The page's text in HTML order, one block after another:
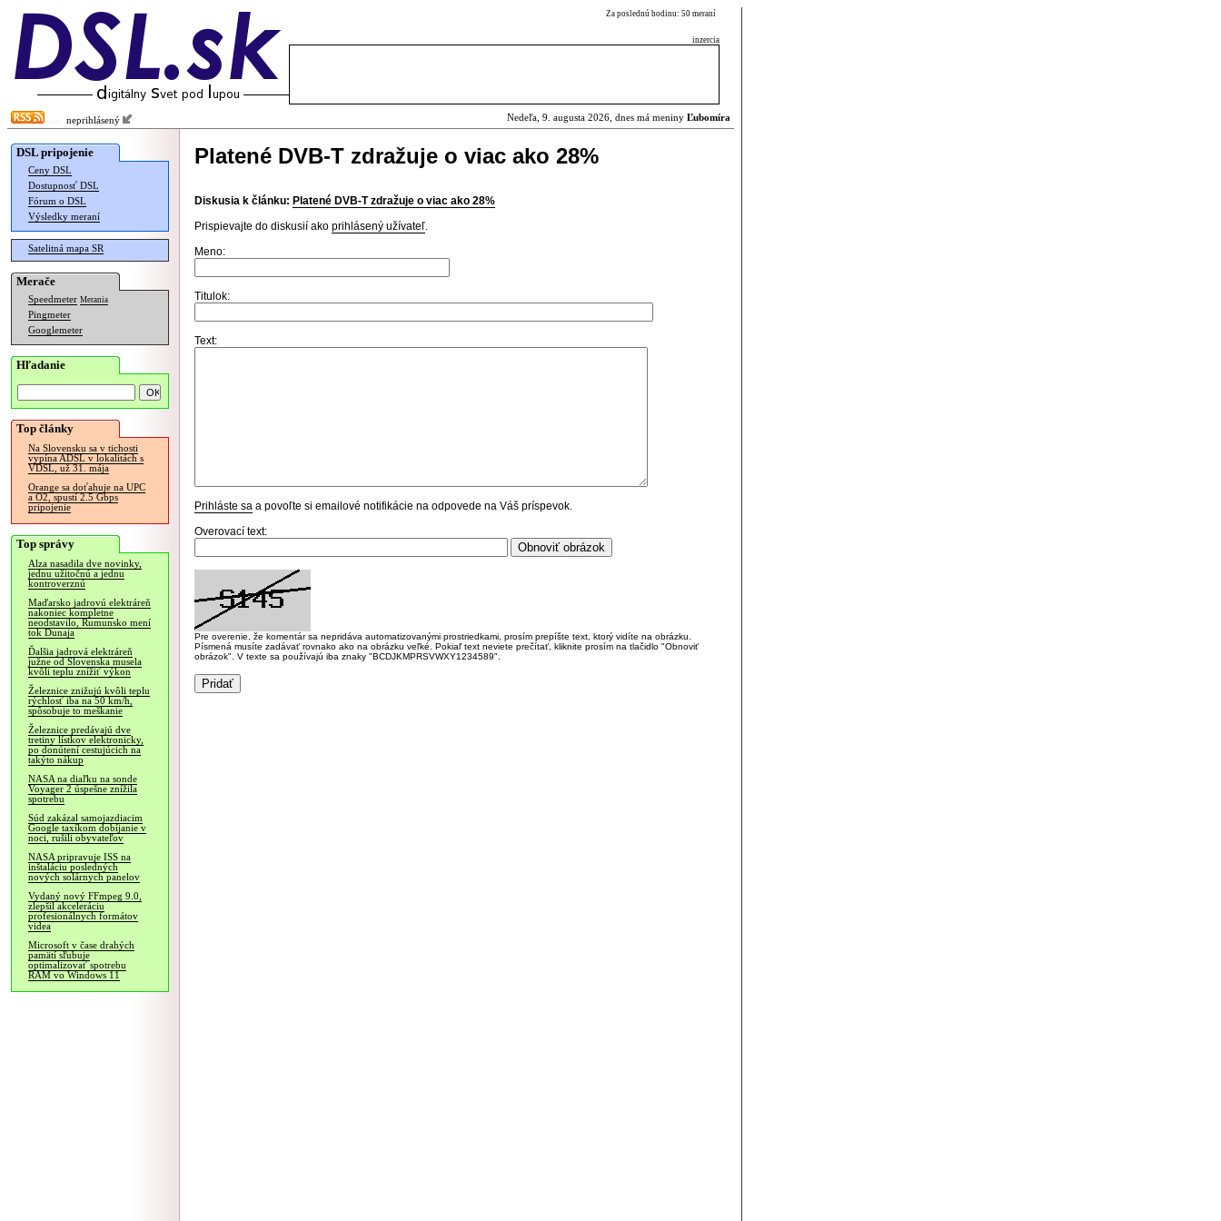
Za poslednú hodinu: 50 meraní
inzercia
neprihlásený Nedeľa, 9. augusta 2026, dnes má meniny Ľubomíra
DSL pripojenie
Ceny DSL
Dostupnosť DSL
Fórum o DSL
Výsledky meraní
Satelitná mapa SR
Merače
Speedmeter Merania
Pingmeter
Googlemeter
Hľadanie
Top články
Na Slovensku sa v tichosti
vypína ADSL v lokalitách s
VDSL, už 31. mája
Orange sa doťahuje na UPC
a O2, spustí 2.5 Gbps
pripojenie
Top správy
Alza nasadila dve novinky,
jednu užitočnú a jednu
kontroverznú
Maďarsko jadrovú elektráreň
nakoniec kompletne
neodstavilo, Rumunsko mení
tok Dunaja
Ďalšia jadrová elektráreň
južne od Slovenska musela
kvôli teplu znížiť výkon
Železnice znižujú kvôli teplu
rýchlosť iba na 50 km/h,
spôsobuje to meškanie
Železnice predávajú dve
tretiny lístkov elektronicky,
po donútení cestujúcich na
takýto nákup
NASA na diaľku na sonde
Voyager 2 úspešne znížila
spotrebu
Súd zakázal samojazdiacim
Google taxíkom dobíjanie v
noci, rušili obyvateľov
NASA pripravuje ISS na
inštaláciu posledných
nových solárnych panelov
Vydaný nový FFmpeg 9.0,
zlepšil akceleráciu
profesionálnych formátov
videa
Microsoft v čase drahých
pamätí sľubuje
optimalizovať spotrebu
RAM vo Windows 11
Platené DVB-T zdražuje o viac ako 28%
Diskusia k článku: Platené DVB-T zdražuje o viac ako 28%
Prispievajte do diskusií ako prihlásený užívateľ.
Meno:
Titulok:
Text:
Prihláste sa a povoľte si emailové notifikácie na odpovede na Váš príspevok.
Overovací text:
Pre overenie, že komentár sa nepridáva automatizovanými prostriedkami, prosím prepíšte text, ktorý vidíte na obrázku.
Písmená musíte zadávať rovnako ako na obrázku veľké. Pokiaľ text neviete prečítať, kliknite prosím na tlačidlo "Obnoviť
obrázok". V texte sa používajú iba znaky "BCDJKMPRSVWXY1234589".